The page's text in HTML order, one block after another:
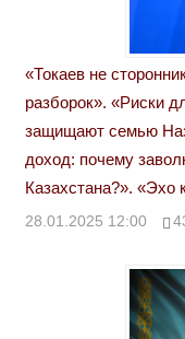
«Токаев не
разборок». «Риски
защищают семью
доход: почему
Казахстана?». «Эхо
28.01.2025 12:00